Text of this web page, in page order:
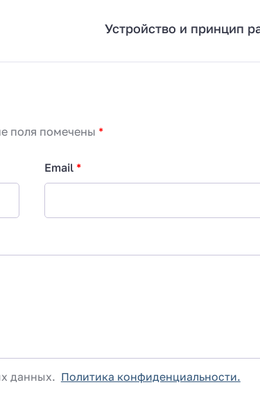
Устройство и принцип
поля помечены *
Email *
данных. Политика конфиденциальности.